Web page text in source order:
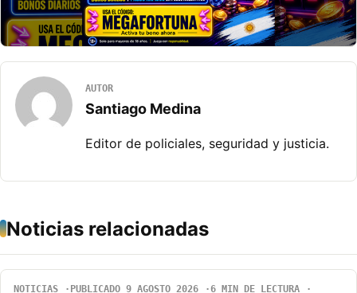
AUTOR
Santiago Medina
Editor de policiales, seguridad y justicia.
Noticias relacionadas
NOTICIAS PUBLICADO 9 AGOSTO 2026 6 MIN DE LECTURA